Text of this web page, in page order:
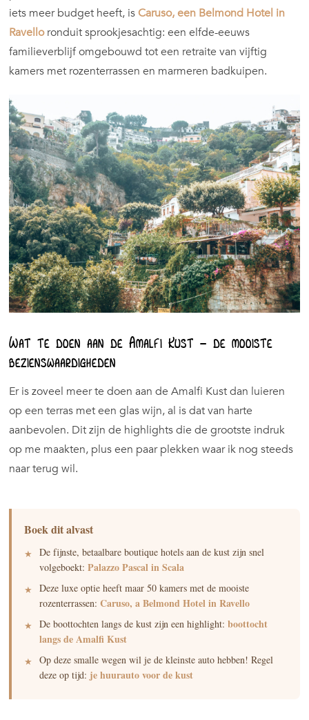
iets meer budget heeft, isCaruso, een Belmond Hotel in
Ravelloronduit sprookjesachtig: een elfde-eeuws
familieverblijf omgebouwd tot een retraite van vijftig
kamers met rozenterrassen en marmeren badkuipen.
Wat te doen aan de Amalfi Kust – de mooiste
bezienswaardigheden
Er is zoveel meer te doen aan de Amalfi Kust dan luieren
op een terras met een glas wijn, al is dat van harte
aanbevolen. Dit zijn de highlights die de grootste indruk
op me maakten, plus een paar plekken waar ik nog steeds
naar terug wil.
Boek dit alvast
De fijnste, betaalbare boutique hotels aan de kust zijn snel
volgeboekt:Palazzo Pascal in Scala
Deze luxe optie heeft maar 50 kamers met de mooiste
rozenterrassen:Caruso, a Belmond Hotel in Ravello
De boottochten langs de kust zijn een highlight:boottocht
langs de Amalfi Kust
Op deze smalle wegen wil je de kleinste auto hebben! Regel
deze op tijd: je huurauto voor de kust